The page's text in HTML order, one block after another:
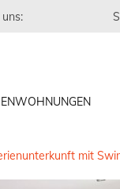
mit